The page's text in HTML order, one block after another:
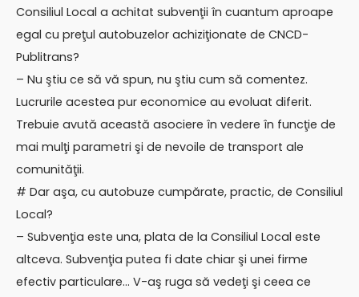
Consiliul Local a achitat subvenţii în cuantum aproape
egal cu preţul autobuzelor achiziţionate de CNCD-
Publitrans?
– Nu ştiu ce să vă spun, nu ştiu cum să comentez.
Lucrurile acestea pur economice au evoluat diferit.
Trebuie avută această asociere în vedere în funcţie de
mai mulţi parametri şi de nevoile de transport ale
comunităţii.
# Dar aşa, cu autobuze cumpărate, practic, de Consiliul
Local?
– Subvenţia este una, plata de la Consiliul Local este
altceva. Subvenţia putea fi date chiar şi unei firme
efectiv particulare… V-aş ruga să vedeţi şi ceea ce